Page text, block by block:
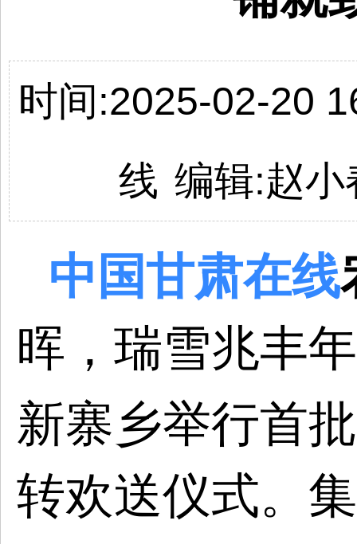
时间:2025-02-20
线 编辑:赵小
中国甘肃在线
晖，瑞雪兆丰
新寨乡举行首
转欢送仪式。